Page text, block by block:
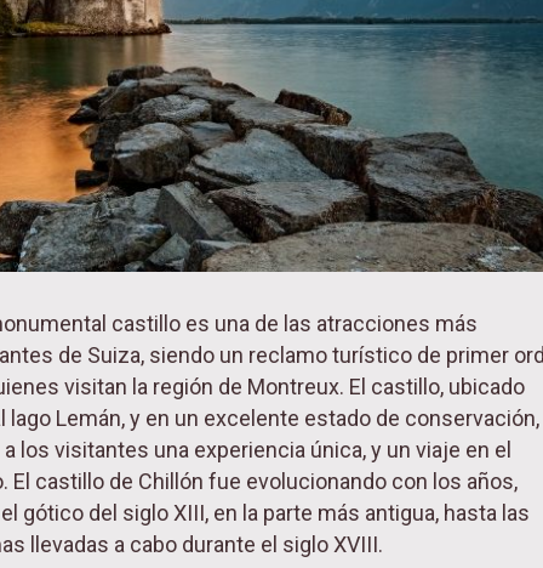
castillo es una de las atracciones más
de Suiza, siendo un reclamo turístico de primer
visitan la región de Montreux. El castillo, ubicado
lago Lemán, y en un excelente estado de conservación,
los visitantes una experiencia única, y un viaje en el
El castillo de Chillón fue evolucionando con los años,
gótico del siglo XIII, en la parte más antigua, hasta las
llevadas a cabo durante el siglo XVIII.